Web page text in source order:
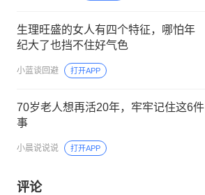
生理旺盛的女人有四个特征，哪怕年
纪大了也挡不住好气色
小蓝谈回避 打开APP
70岁老人想再活20年，牢牢记住这6件
事
小晨说说说 打开APP
评论